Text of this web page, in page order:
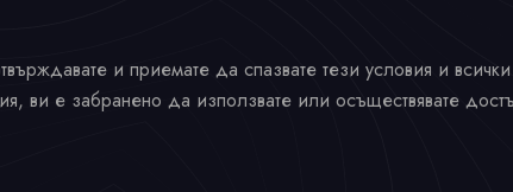
и приемате да спазвате тези условия и
ви е забранено да използвате или осъществявате